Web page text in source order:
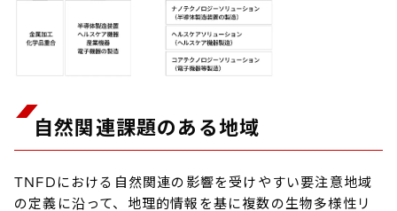
自然関連課題のある地域
TNFDにおける自然関連の影響を受けやすい要注意地域
の定義に沿って、地理的情報を基に複数の生物多様性リ